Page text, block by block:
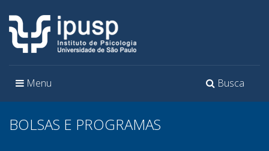
Toggle
Busca
Toggle
Menu
BOLSAS E PROGRAMAS